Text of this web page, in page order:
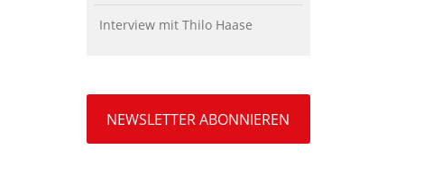
Interview mit Thilo Haase
NEWSLETTER ABONNIEREN